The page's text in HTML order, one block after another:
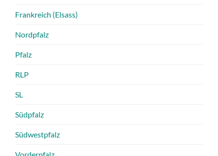
Frankreich (Elsass)
Nordpfalz
Pfalz
RLP
SL
Südpfalz
Südwestpfalz